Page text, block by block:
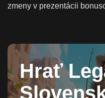
zmeny v prezentácii
Hrať